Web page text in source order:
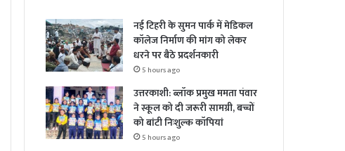
नई टिहरी के सुमन पार्क में मेडिकल
कॉलेज निर्माण की मांग को लेकर
धरने पर बैठे प्रदर्शनकारी
5 hours ago
उत्तरकाशी: ब्लॉक प्रमुख ममता पंवार
ने स्कूल को दी जरूरी सामग्री, बच्चों
को बांटी निःशुल्क कॉपियां
5 hours ago